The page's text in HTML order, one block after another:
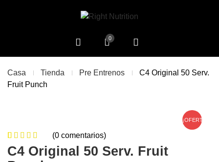
0
Casa Tienda Pre Entrenos
C4 Original 50 Serv.
Fruit Punch
¡OFERTA!
0de
5
based on
0
(0 comentarios)
C4 Original 50 Serv. Fruit